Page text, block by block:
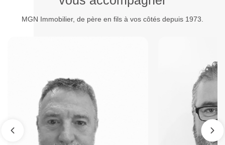
MGN Immobilier, de père en fils à vos côtés depuis 1973.